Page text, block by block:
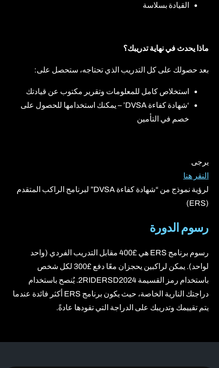
القيادة بسلاسة
ماذا يحدث في نهاية تدريبك؟
بعد حصولك على كل التدريب الذي تحتاجه، ستحصل على:
استخلاص كامل للمعلومات وتقرير مكتوب عن قيادتك
‘شهادة كفاءة DVSA’ – يمكنك استخدامها للحصول على
خصم في التأمين
يرجى
النقر هنا
لرؤية نموذج من “شهادة كفاءة DVSA” لبرنامج الراكب المتقدم
(ERS)
رسوم الدورة
رسوم برنامج ERS هي £400 مقابل التدريب الفردي (واحد
لواحد). يمكن لراكبين يحجزان معًا دفع £300 لكل شخص
باستخدام رمز القسيمة 2RIDERSD2024. يُنصح باستخدام
دراجتك النارية الخاصة، حيث يكون برنامج ERS أكثر فائدة عندما
يتم تقييمك وتدريبك على الدراجة التي تقودها عادةً.